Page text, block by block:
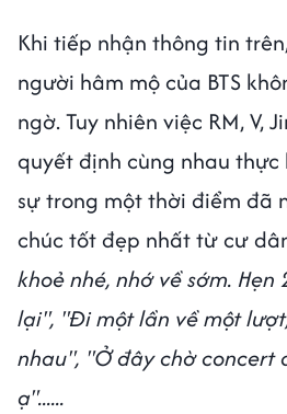
Khi tiếp nhận thông tin
người hâm mộ của BTS
ngờ. Tuy nhiên việc RM, V,
quyết định cùng nhau
sự trong một thời điểm đã
chúc tốt đẹp nhất từ cư
khoẻ nhé, nhớ về sớm.
lại", "Đi một lần về một
nhau", "Ở đây chờ concert
ạ"......